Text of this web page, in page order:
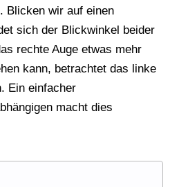
Blicken wir auf einen
sich der Blickwinkel beider
rechte Auge etwas mehr
kann, betrachtet das linke
Ein einfacher
macht dies